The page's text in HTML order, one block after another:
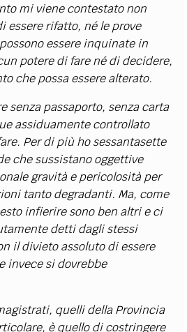
mi viene contestato non
essere rifatto, né le prove
essere inquinate in
potere di fare né di decidere,
che possa essere alterato.
senza passaporto, senza carta
assiduamente controllato
Per di più ho sessantasette
che sussistano oggettive
gravità e pericolosità per
tanto degradanti. Ma, come
infierire sono ben altri e ci
detti dagli stessi
il divieto assoluto di essere
invece si dovrebbe
quelli della Provincia
è quello di costringere